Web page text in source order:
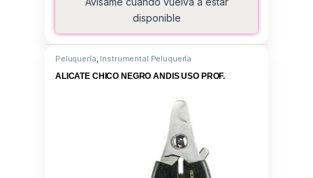
disponible
Peluquería, Instrumental Peluquería
ALICATE CHICO NEGRO ANDIS USO PROF.